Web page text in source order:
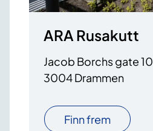
ARA Rusakutt
Jacob Borchs gate 10
3004 Drammen
Finn frem